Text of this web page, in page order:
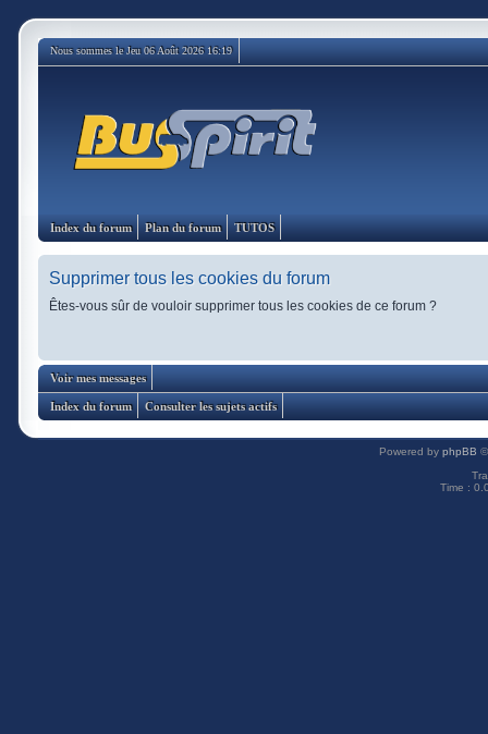
Nous sommes le Jeu 06 Août 2026 16:19
Index du forum Plan du forum TUTOS
Supprimer tous les cookies du forum
Êtes-vous sûr de vouloir supprimer tous les cookies de ce forum ?
Voir mes messages
Index du forum Consulter les sujets actifs
Powered by phpBB
Time :